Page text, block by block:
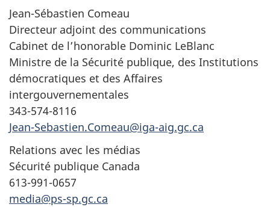
Jean-Sébastien Comeau
Directeur adjoint des communications
Cabinet de l’honorable Dominic LeBlanc
Ministre de la Sécurité publique, des Institutions
démocratiques et des Affaires
intergouvernementales
343-574-8116
Jean-Sebastien.Comeau@iga-aig.gc.ca
Relations avec les médias
Sécurité publique Canada
613-991-0657
media@ps-sp.gc.ca